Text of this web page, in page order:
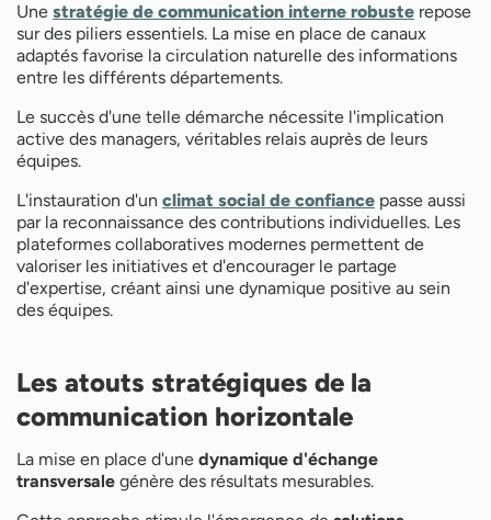
Une stratégie de communication interne robuste repose
sur des piliers essentiels. La mise en place de canaux
adaptés favorise la circulation naturelle des informations
entre les différents départements.
Le succès d'une telle démarche nécessite l'implication
active des managers, véritables relais auprès de leurs
équipes.
L'instauration d'un climat social de confiance passe aussi
par la reconnaissance des contributions individuelles. Les
plateformes collaboratives modernes permettent de
valoriser les initiatives et d'encourager le partage
d'expertise, créant ainsi une dynamique positive au sein
des équipes.
Les atouts stratégiques de la
communication horizontale
La mise en place d'une dynamique d'échange
transversale génère des résultats mesurables.